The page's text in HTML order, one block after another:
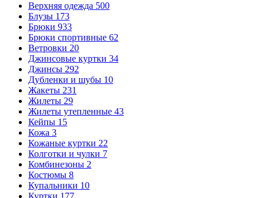
Верхняя одежда 500
Блузы 173
Брюки 933
Брюки спортивные 62
Ветровки 20
Джинсовые куртки 34
Джинсы 292
Дубленки и шубы 10
Жакеты 231
Жилеты 29
Жилеты утепленные 43
Кейпы 15
Кожа 3
Кожаные куртки 22
Колготки и чулки 7
Комбинезоны 2
Костюмы 8
Купальники 10
Куртки 177